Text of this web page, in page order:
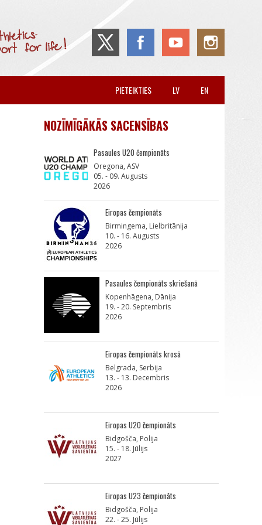
EN
LV
PIETEIKTIES
NOZĪMĪGĀKĀS SACENSĪBAS
Pasaules U20 čempionāts
Oregona, ASV
05. - 09. Augusts
2026
Eiropas čempionāts
Birmingema, Lielbritānija
10. - 16. Augusts
2026
Pasaules čempionāts skriešanā
Kopenhāgena, Dānija
19. - 20. Septembris
2026
Eiropas čempionāts krosā
Belgrada, Serbija
13. - 13. Decembris
2026
Eiropas U20 čempionāts
Bidgošča, Polija
15. - 18. Jūlijs
2027
Eiropas U23 čempionāts
Bidgošča, Polija
22. - 25. Jūlijs